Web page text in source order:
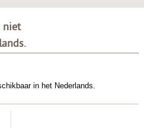
niet
in het Nederlands.